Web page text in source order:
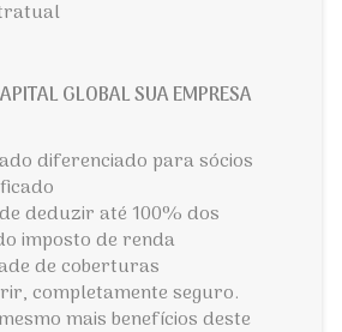
GLOBAL SUA EMPRESA
diferenciado para sócios
deduzir até 100% dos
imposto de renda
de coberturas
completamente seguro.
mais benefícios deste